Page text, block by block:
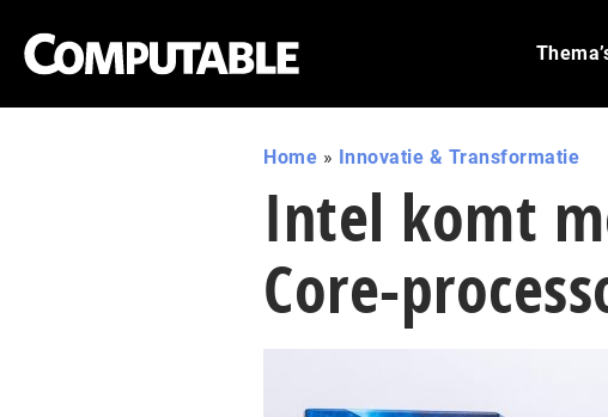
Home » Innovatie & Transformatie
Intel komt
Core-